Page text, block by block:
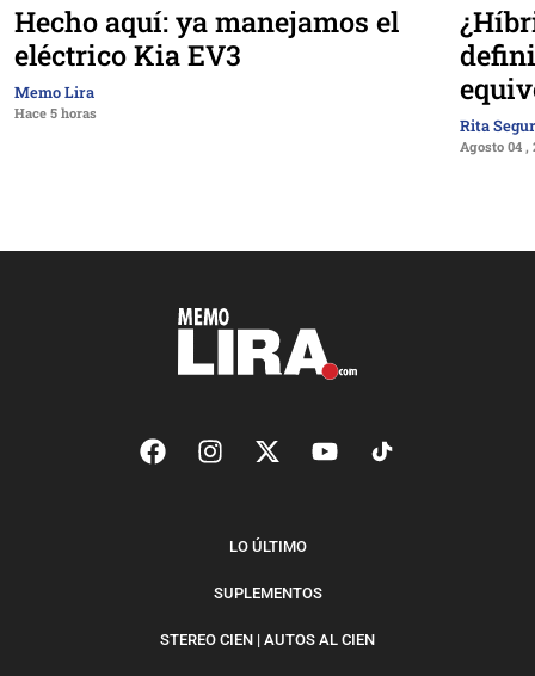
Hecho aquí: ya manejamos el
eléctrico Kia EV3
Memo Lira
Hace 5 horas
Rita
Agosto 04 ,
LO ÚLTIMO
SUPLEMENTOS
STEREO CIEN | AUTOS AL CIEN